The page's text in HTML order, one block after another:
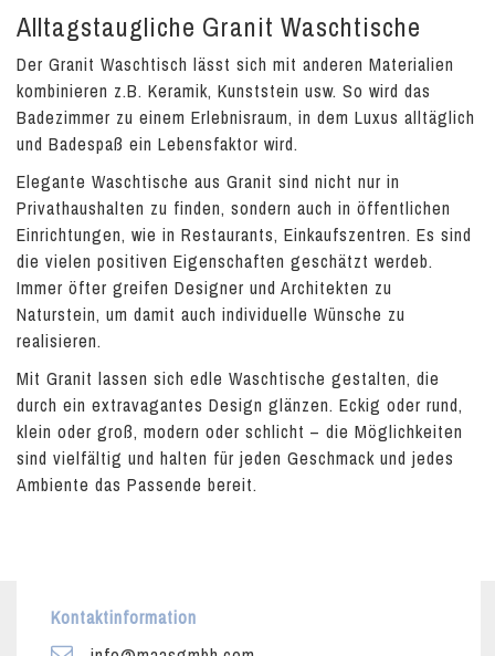
Alltagstaugliche Granit Waschtische
Der Granit Waschtisch lässt sich mit anderen Materialien
kombinieren z.B. Keramik, Kunststein usw. So wird das
Badezimmer zu einem Erlebnisraum, in dem Luxus alltäglich
und Badespaß ein Lebensfaktor wird.
Elegante Waschtische aus Granit sind nicht nur in
Privathaushalten zu finden, sondern auch in öffentlichen
Einrichtungen, wie in Restaurants, Einkaufszentren. Es sind
die vielen positiven Eigenschaften geschätzt werdeb.
Immer öfter greifen Designer und Architekten zu
Naturstein, um damit auch individuelle Wünsche zu
realisieren.
Mit Granit lassen sich edle Waschtische gestalten, die
durch ein extravagantes Design glänzen. Eckig oder rund,
klein oder groß, modern oder schlicht – die Möglichkeiten
sind vielfältig und halten für jeden Geschmack und jedes
Ambiente das Passende bereit.
Kontaktinformation